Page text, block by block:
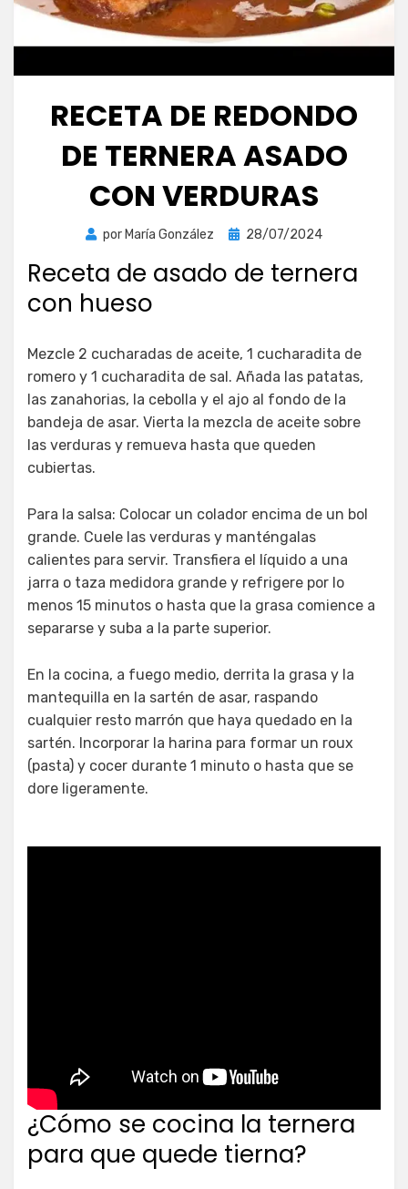
RECETA DE REDONDO
DE TERNERA ASADO
CON VERDURAS
por María González
Publicada
28/07/2024
Receta de asado de ternera
con hueso
Mezcle 2 cucharadas de aceite, 1 cucharadita de
romero y 1 cucharadita de sal. Añada las patatas,
las zanahorias, la cebolla y el ajo al fondo de la
bandeja de asar. Vierta la mezcla de aceite sobre
las verduras y remueva hasta que queden
cubiertas.
Para la salsa: Colocar un colador encima de un bol
grande. Cuele las verduras y manténgalas
calientes para servir. Transfiera el líquido a una
jarra o taza medidora grande y refrigere por lo
menos 15 minutos o hasta que la grasa comience a
separarse y suba a la parte superior.
En la cocina, a fuego medio, derrita la grasa y la
mantequilla en la sartén de asar, raspando
cualquier resto marrón que haya quedado en la
sartén. Incorporar la harina para formar un roux
(pasta) y cocer durante 1 minuto o hasta que se
dore ligeramente.
¿Cómo se cocina la ternera
para que quede tierna?